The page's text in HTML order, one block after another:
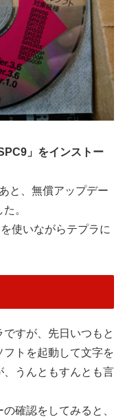
」をインストー
と、無償アップデー
。
使いながらテプラに
すが、先日いつもと
トを起動して文字を
、うんともすんとも言
確認をしてみると、